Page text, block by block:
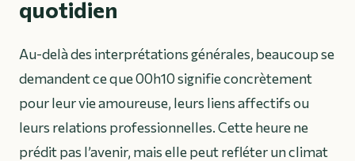
quotidien
Au-delà des interprétations générales, beaucoup se
demandent ce que 00h10 signifie concrètement
pour leur vie amoureuse, leurs liens affectifs ou
leurs relations professionnelles. Cette heure ne
prédit pas l’avenir, mais elle peut refléter un climat